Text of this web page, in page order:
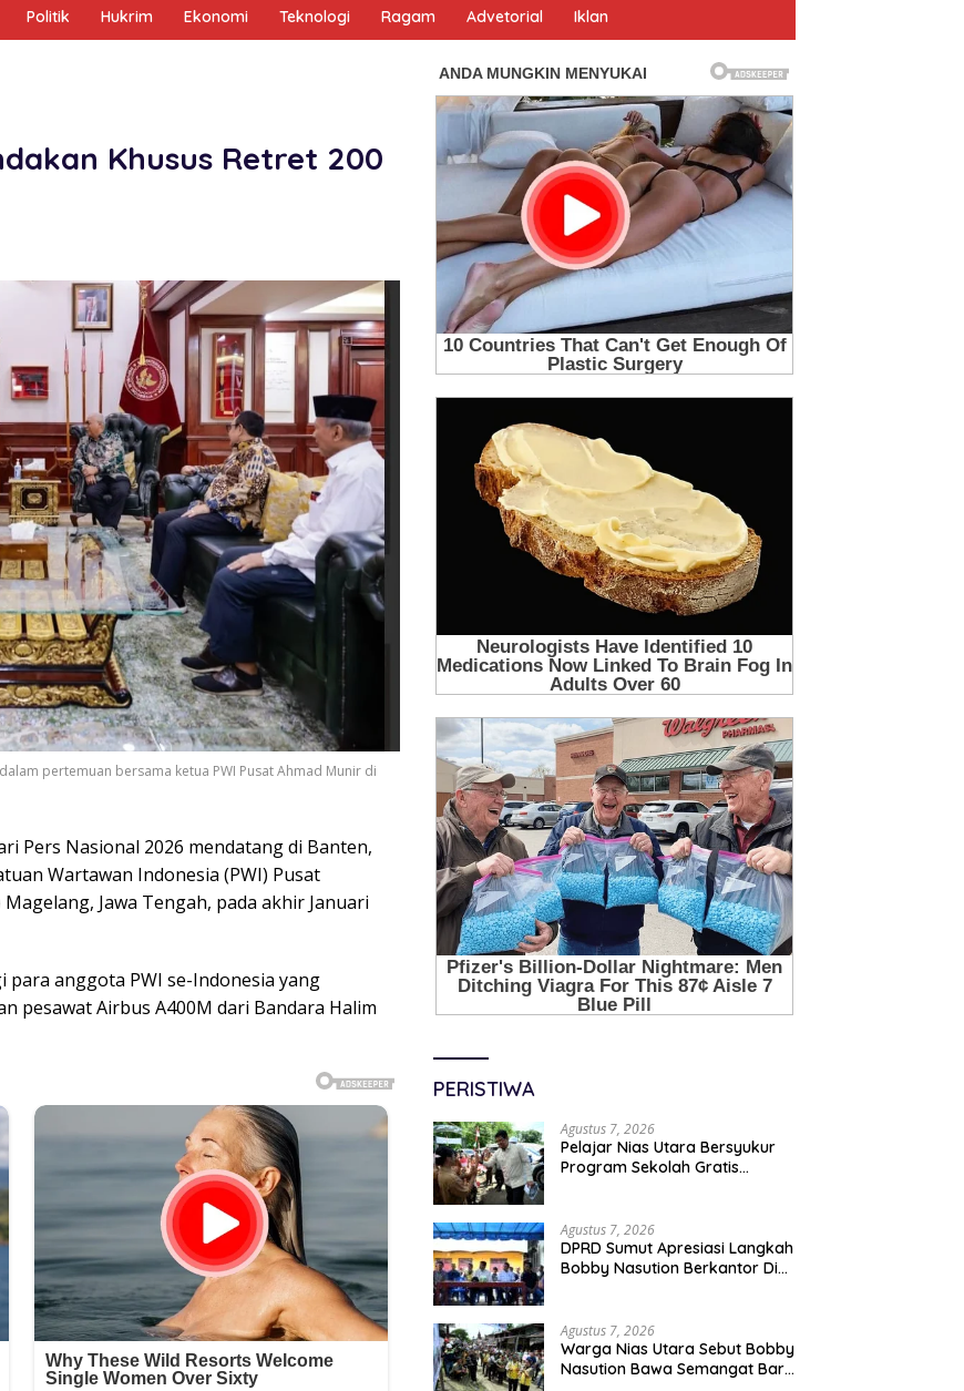
Politik Hukrim Ekonomi Teknologi Ragam Advetorial Iklan
Khusus Retret 200
pertemuan bersama ketua PWI Pusat Ahmad Munir di
Pers Nasional 2026 mendatang di Banten,
Wartawan Indonesia (PWI) Pusat
Jawa Tengah, pada akhir Januari
anggota PWI se-Indonesia yang
pesawat Airbus A400M dari Bandara Halim
PERISTIWA
Agustus 7, 2026
Pelajar Nias Utara Bersyukur
Program Sekolah Gratis
Agustus 7, 2026
DPRD Sumut Apresiasi Langkah
Bobby Nasution Berkantor Di
Agustus 7, 2026
Warga Nias Utara Sebut Bobby
Nasution Bawa Semangat Baru